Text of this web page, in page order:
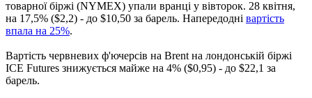
товарної біржі (NYMEX) упали вранці у вівторок. 28 квітня,
на 17,5% ($2,2) - до $10,50 за барель. Напередодні вартість
впала на 25%.
Вартість червневих ф'ючерсів на Brent на лондонській біржі
ICE Futures знижується майже на 4% ($0,95) - до $22,1 за
барель.